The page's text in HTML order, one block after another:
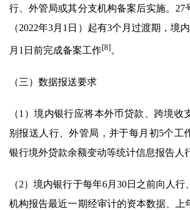
行、外管局或其分支机构备案后实施。27
（2022年3月1日）起有3个月过渡期，境
月1日前完成备案工作[8]。
（三）数据报送要求
（1）境内银行应将本外币贷款、跨境收
别报送人行、外管局，并于每月初5个工
银行境外贷款余额变动等统计信息报告人
（2）境内银行于每年6月30日之前向人
机构报告最近一期经审计的资本数据、上